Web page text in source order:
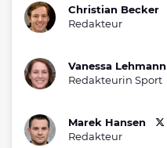
Christian Becker
Redakteur
Vanessa Lehmann
Redakteurin Sport
Marek Hansen
Redakteur